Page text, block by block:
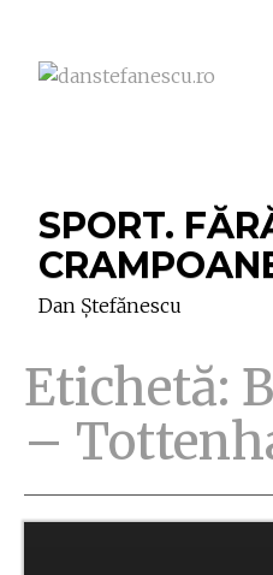
SPORT.
Dan Ștefănescu
Etichetă:
–